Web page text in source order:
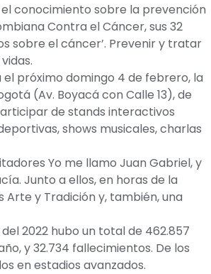
conocimiento sobre la prevención
Contra el Cáncer, sus 32
sobre el cáncer’. Prevenir y tratar
próximo domingo 4 de febrero, la
(Av. Boyacá con Calle 13), de
de stands interactivos
shows musicales, charlas
Yo me llamo Juan Gabriel, y
Junto a ellos, en horas de la
Arte y Tradición y, también, una
2022 hubo un total de 462.857
y 32.734 fallecimientos. De los
en estadios avanzados.